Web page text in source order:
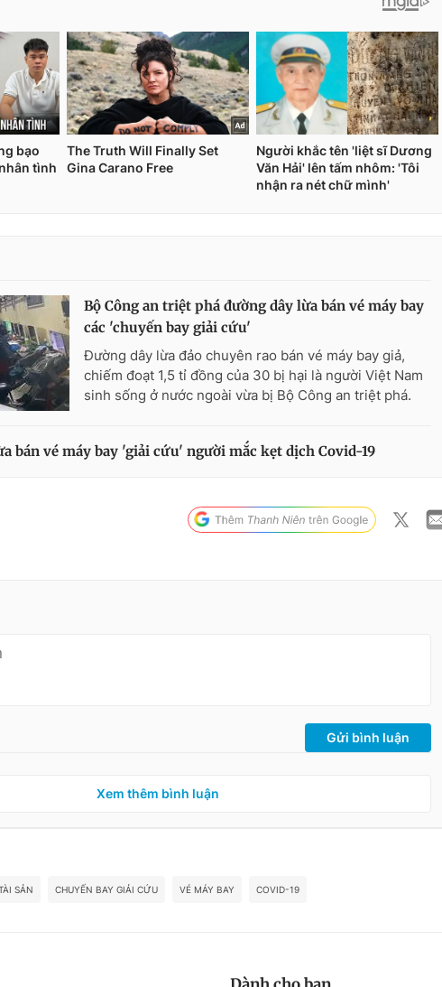
Bộ Công an triệt phá đường dây lừa bán vé máy bay
các 'chuyến bay giải cứu'
Đường dây lừa đảo chuyên rao bán vé máy bay giả,
chiếm đoạt 1,5 tỉ đồng của 30 bị hại là người Việt Nam
sinh sống ở nước ngoài vừa bị Bộ Công an triệt phá.
bán vé máy bay 'giải cứu' người mắc kẹt dịch Covid-19
Gửi bình luận
Xem thêm bình luận
SẢN CHUYẾN BAY GIẢI CỨU VÉ MÁY BAY COVID-19